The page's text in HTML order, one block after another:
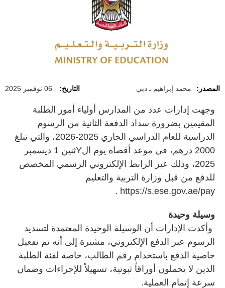
المصدر: محمد إبراهيم ـ دبي التاريخ: 06 نوفمبر 2025
وجهت إدارات عدد من المدارس أولياء أمور الطلبة
المقيمين بضرورة سداد الدفعة الثانية من الرسوم
الدراسية للعام الدراسي الجاري 2025-2026، والتي تبلغ
2000 درهم، في موعد أقصاه يوم الYثنين 1 ديسمبر
2025، وذلك عبر الرابط الإلكتروني الرسمي المخصص
للدفع من قبل وزارة التربية والتعليم
https://s.ese.gov.ae/pay .
وسيلة وحيدة
وأكدت الإدارات أن الوسيلة الوحيدة المعتمدة لتسديد
الرسوم عبر الدفع الإلكتروني، مشيرة إلى أنه تم تفعيل
خاصية الدفع باستخدام رقم الطالب، خاصة لفئة الطلبة
الذين لا يحملون أوراقاً ثبوتية، تسهيلاً للإجراءات وضمان
سرعة إتمام العملية.